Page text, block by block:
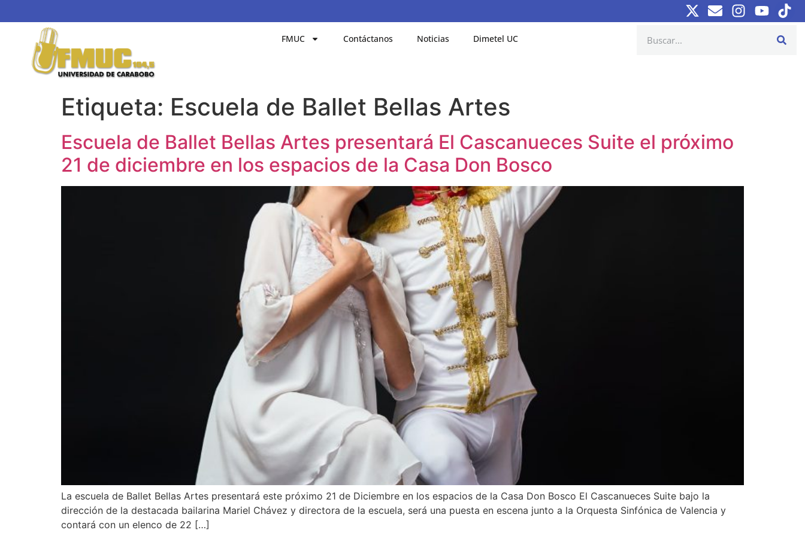
FMUC Contáctanos Noticias Dimetel UC
Etiqueta: Escuela de Ballet Bellas Artes
Escuela de Ballet Bellas Artes presentará El Cascanueces Suite el próximo
21 de diciembre en los espacios de la Casa Don Bosco
La escuela de Ballet Bellas Artes presentará este próximo 21 de Diciembre en los espacios de la Casa Don Bosco El Cascanueces Suite bajo la
dirección de la destacada bailarina Mariel Chávez y directora de la escuela, será una puesta en escena junto a la Orquesta Sinfónica de Valencia y
contará con un elenco de 22 […]